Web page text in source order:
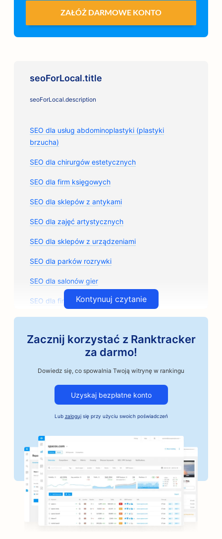
ZAŁÓŻ DARMOWE KONTO
seoForLocal.title
seoForLocal.description
SEO dla usług abdominoplastyki (plastyki
brzucha)
SEO dla chirurgów estetycznych
SEO dla firm księgowych
SEO dla sklepów z antykami
SEO dla zajęć artystycznych
SEO dla sklepów z urządzeniami
SEO dla parków rozrywki
SEO dla salonów gier
SEO dla firm architektonicznych
SEO dla sklepów z częściami samochodowymi
SEO dla firm motoryzacyjnych
Pozycjonowanie dla usług kaucji
SEO dla banków
SEO dla piekarni
SEO dla salonów fryzjerskich
SEO dla butików
SEO dla usług związanych z botoksem i
Kontynuuj czytanie
Zacznij korzystać z Ranktracker
za darmo!
Dowiedz się, co spowalnia Twoją witrynę w rankingu
Uzyskaj bezpłatne konto
Lub zalogujsię przy użyciu swoich poświadczeń